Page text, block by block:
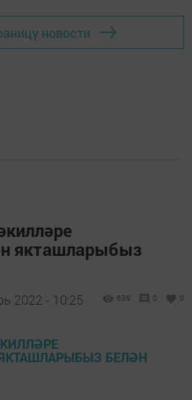
новости
якташларыбыз
2022 - 10:25 639 0 0